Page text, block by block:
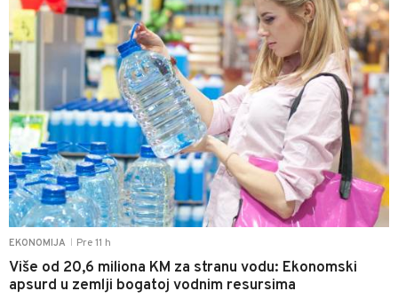
EKONOMIJA Pre 11 h
Više od 20,6 miliona KM za stranu vodu: Ekonomski
apsurd u zemlji bogatoj vodnim resursima